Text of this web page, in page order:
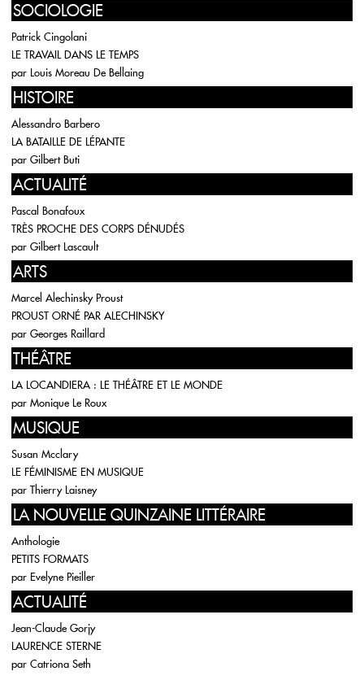
SOCIOLOGIE
Patrick Cingolani
LE TRAVAIL DANS LE TEMPS
par Louis Moreau De Bellaing
HISTOIRE
Alessandro Barbero
LA BATAILLE DE LÉPANTE
par Gilbert Buti
ACTUALITÉ
Pascal Bonafoux
TRÈS PROCHE DES CORPS DÉNUDÉS
par Gilbert Lascault
ARTS
Marcel Alechinsky Proust
PROUST ORNÉ PAR ALECHINSKY
par Georges Raillard
THÉÂTRE
LA LOCANDIERA : LE THÉÂTRE ET LE MONDE
par Monique Le Roux
MUSIQUE
Susan Mcclary
LE FÉMINISME EN MUSIQUE
par Thierry Laisney
LA NOUVELLE QUINZAINE LITTÉRAIRE
Anthologie
PETITS FORMATS
par Evelyne Pieiller
ACTUALITÉ
Jean-Claude Gorjy
LAURENCE STERNE
par Catriona Seth